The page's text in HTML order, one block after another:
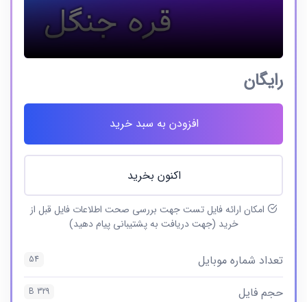
رایگان
افزودن به سبد خرید
اکنون بخرید
امکان ارائه فایل تست جهت بررسی صحت اطلاعات فایل قبل از
خرید (جهت دریافت به پشتیبانی پیام دهید)
تعداد شماره موبایل 54
حجم فایل 329 B